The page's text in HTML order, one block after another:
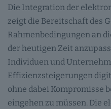
Die Integration der
zeigt die Bereitschaft des
Rahmenbedingungen an
der heutigen Zeit
Individuen und
Effizienzsteigerungen
ohne dabei Kompromisse
eingehen zu müssen. Die